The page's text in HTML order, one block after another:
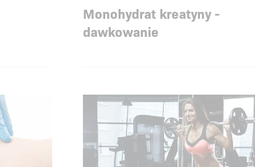
Monohydrat kreatyny -
dawkowanie